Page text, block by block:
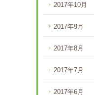
2017年10月
2017年9月
2017年8月
2017年7月
2017年6月